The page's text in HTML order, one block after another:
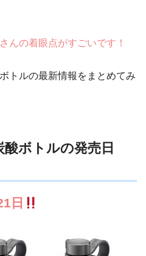
んの着眼点がすごいです！
トルの最新情報をまとめてみ
ボトルの発売日
日